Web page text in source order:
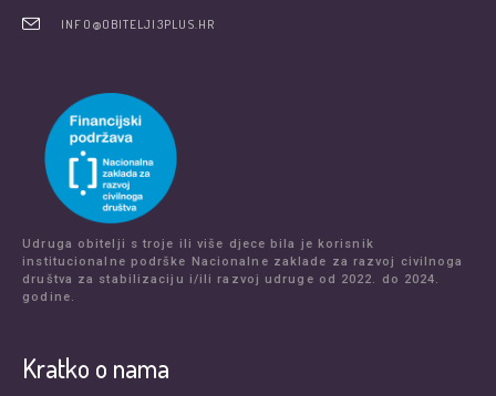
INFO@OBITELJI3PLUS.HR
Udruga obitelji s troje ili više djece bila je korisnik
institucionalne podrške Nacionalne zaklade za razvoj civilnoga
društva za stabilizaciju i/ili razvoj udruge od 2022. do 2024.
godine.
Kratko o nama